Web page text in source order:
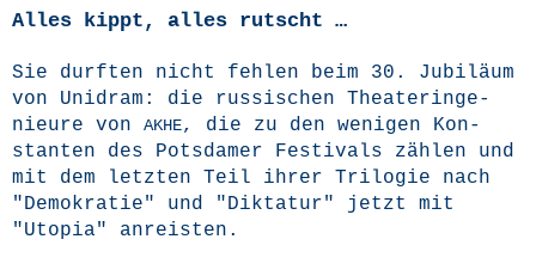
Alles kippt, alles rutscht …
Sie durf­ten nicht feh­len beim 30. Jubi­lä­um
von Uni­dram: die rus­si­schen Thea­te­r­in­ge­
nieu­re von AKHE, die zu den weni­gen Kon­
stan­ten des Pots­da­mer Fes­ti­vals zäh­len und
mit dem letz­ten Teil ihrer Tri­lo­gie nach
"Demo­kra­tie" und "Dik­ta­tur" jetzt mit
"Uto­pia" anreisten.